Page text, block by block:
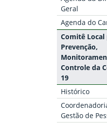
Geral
Agenda do
Comitê Local
Prevenção,
Controle da
19(Expandir
Histórico
Gestão de